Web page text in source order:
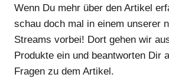
Wenn Du mehr über den Artikel
schau doch mal in einem unserer
Streams vorbei! Dort gehen wir
Produkte ein und beantworten Dir
Fragen zu dem Artikel.